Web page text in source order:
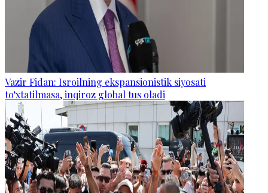
Vazir Fidan: Isroilning ekspansionistik siyosati
to‘xtatilmasa, inqiroz global tus oladi